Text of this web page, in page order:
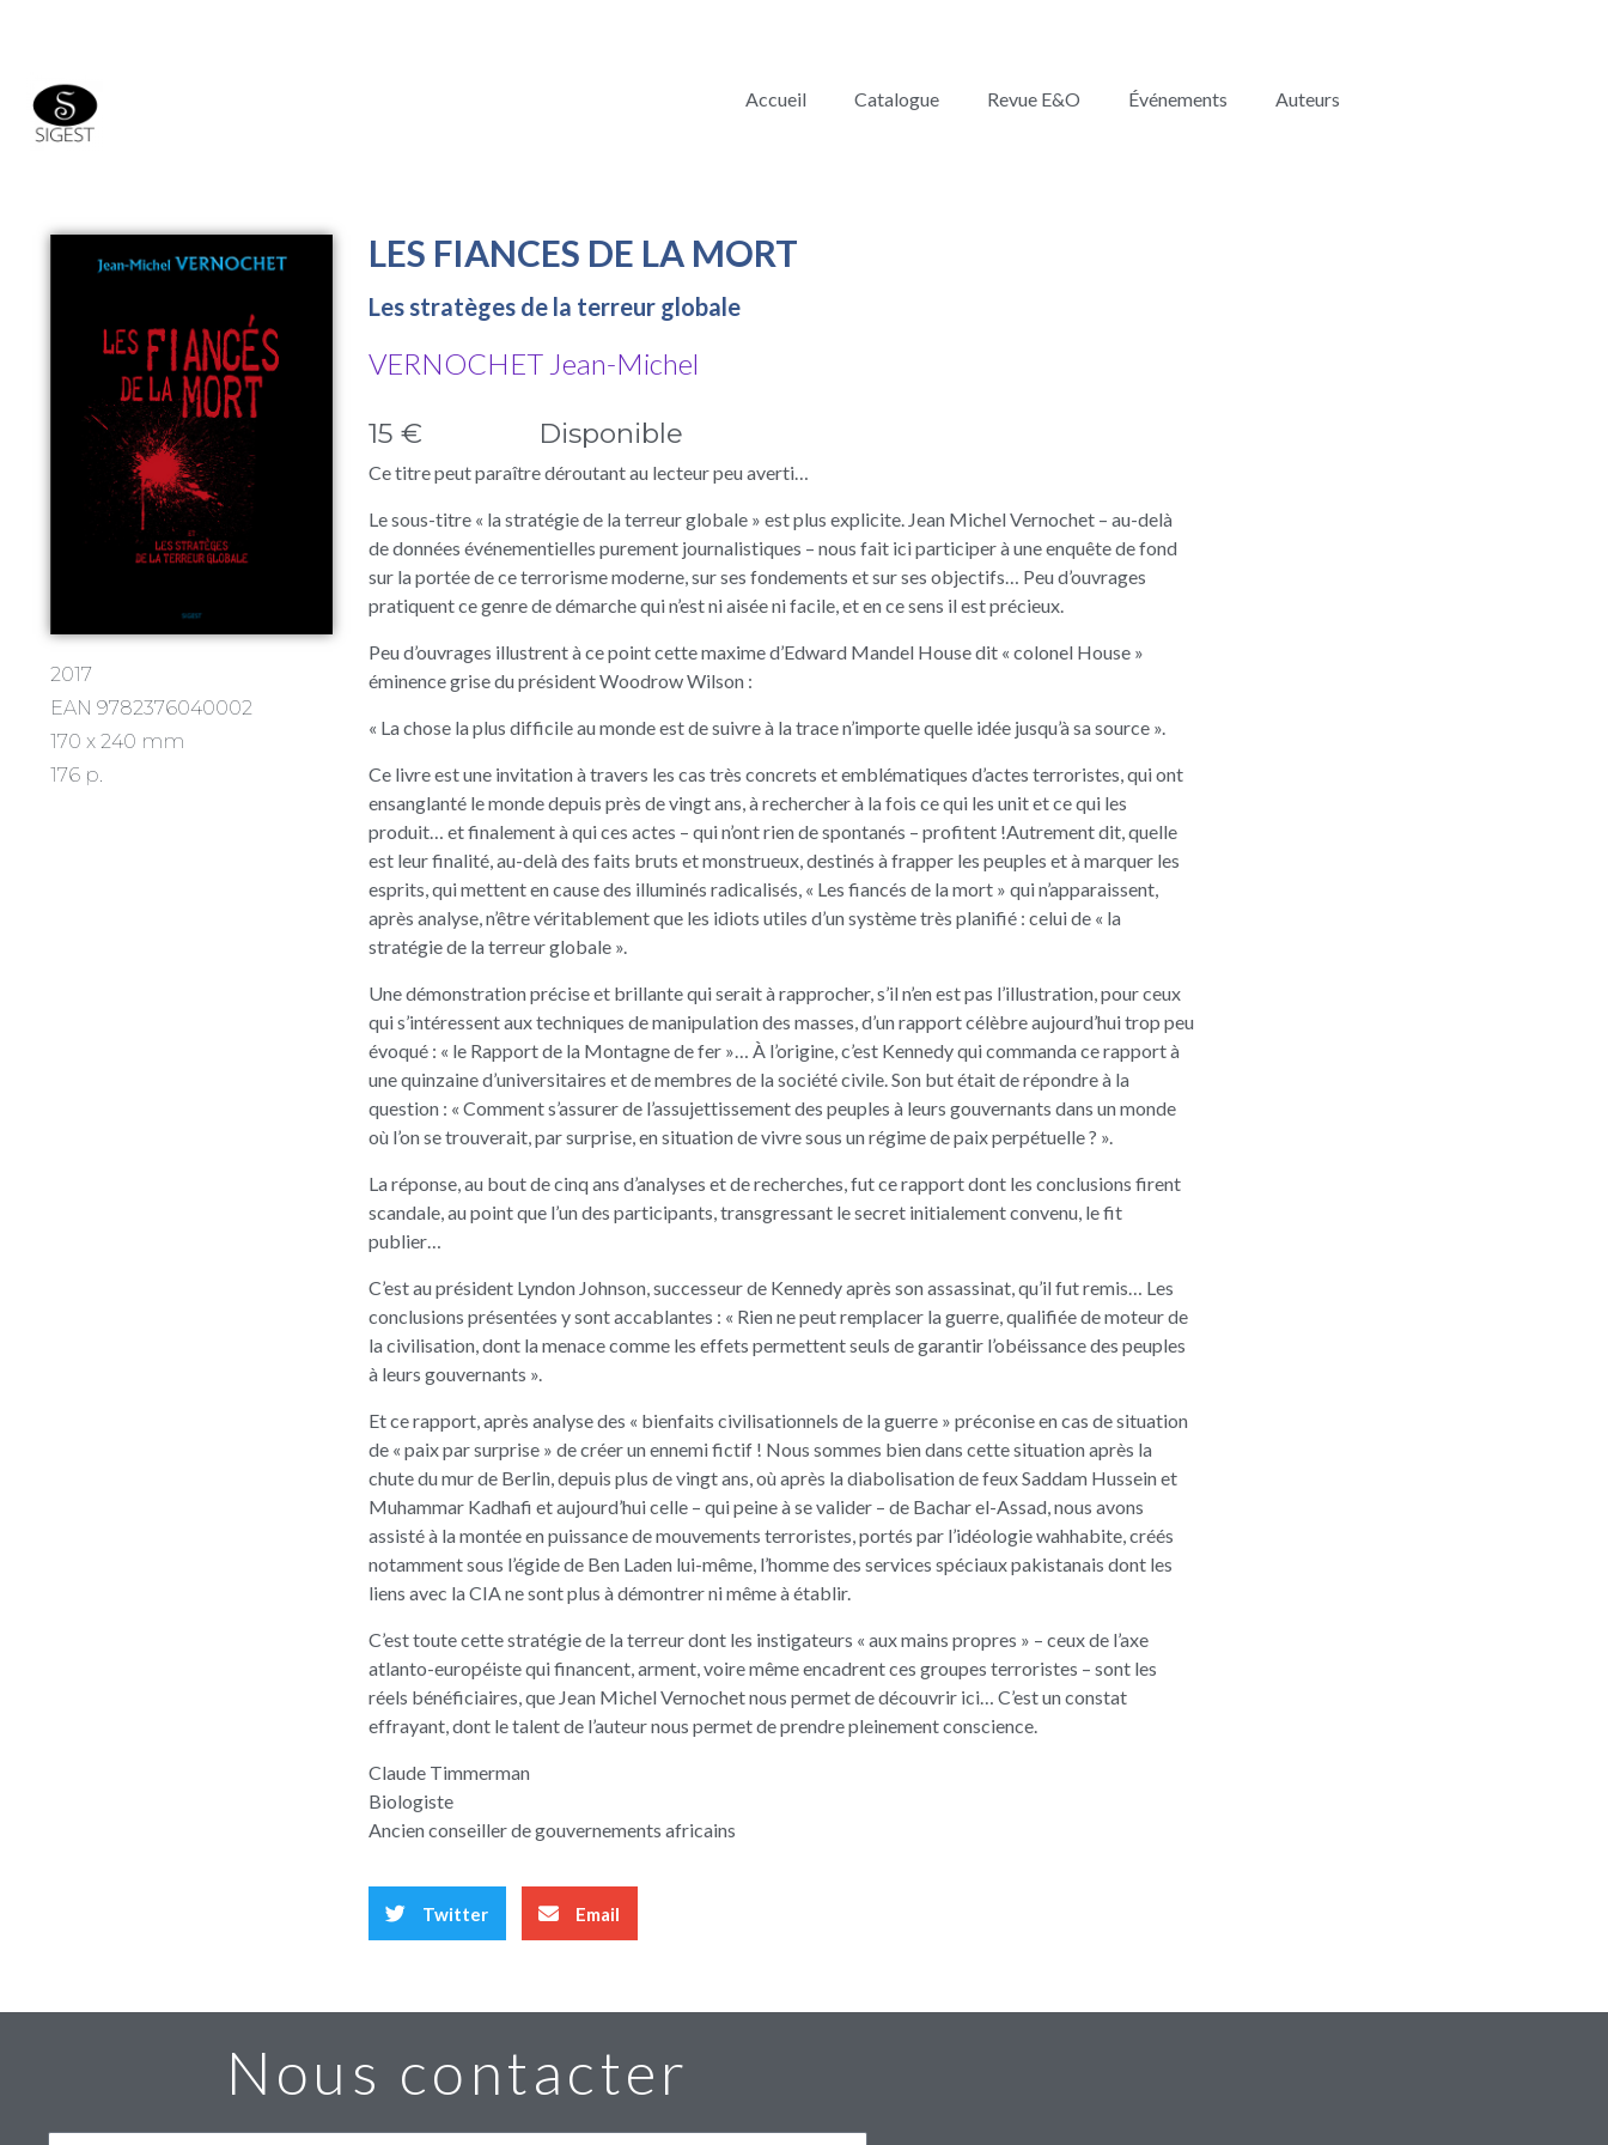
Accueil Catalogue Revue E&O Événements Auteurs
2017
EAN 9782376040002
170 x 240 mm
176 p.
LES FIANCES DE LA MORT
Les stratèges de la terreur globale
VERNOCHET Jean-Michel
15 € Disponible
Ce titre peut paraître déroutant au lecteur peu averti…
Le sous-titre « la stratégie de la terreur globale » est plus explicite. Jean Michel Vernochet – au-delà
de données événementielles purement journalistiques – nous fait ici participer à une enquête de fond
sur la portée de ce terrorisme moderne, sur ses fondements et sur ses objectifs… Peu d’ouvrages
pratiquent ce genre de démarche qui n’est ni aisée ni facile, et en ce sens il est précieux.
Peu d’ouvrages illustrent à ce point cette maxime d’Edward Mandel House dit « colonel House »
éminence grise du président Woodrow Wilson :
« La chose la plus difficile au monde est de suivre à la trace n’importe quelle idée jusqu’à sa source ».
Ce livre est une invitation à travers les cas très concrets et emblématiques d’actes terroristes, qui ont
ensanglanté le monde depuis près de vingt ans, à rechercher à la fois ce qui les unit et ce qui les
produit… et finalement à qui ces actes – qui n’ont rien de spontanés – profitent !Autrement dit, quelle
est leur finalité, au-delà des faits bruts et monstrueux, destinés à frapper les peuples et à marquer les
esprits, qui mettent en cause des illuminés radicalisés, « Les fiancés de la mort » qui n’apparaissent,
après analyse, n’être véritablement que les idiots utiles d’un système très planifié : celui de « la
stratégie de la terreur globale ».
Une démonstration précise et brillante qui serait à rapprocher, s’il n’en est pas l’illustration, pour ceux
qui s’intéressent aux techniques de manipulation des masses, d’un rapport célèbre aujourd’hui trop peu
évoqué : « le Rapport de la Montagne de fer »… À l’origine, c’est Kennedy qui commanda ce rapport à
une quinzaine d’universitaires et de membres de la société civile. Son but était de répondre à la
question : « Comment s’assurer de l’assujettissement des peuples à leurs gouvernants dans un monde
où l’on se trouverait, par surprise, en situation de vivre sous un régime de paix perpétuelle ? ».
La réponse, au bout de cinq ans d’analyses et de recherches, fut ce rapport dont les conclusions firent
scandale, au point que l’un des participants, transgressant le secret initialement convenu, le fit
publier…
C’est au président Lyndon Johnson, successeur de Kennedy après son assassinat, qu’il fut remis… Les
conclusions présentées y sont accablantes : « Rien ne peut remplacer la guerre, qualifiée de moteur de
la civilisation, dont la menace comme les effets permettent seuls de garantir l’obéissance des peuples
à leurs gouvernants ».
Et ce rapport, après analyse des « bienfaits civilisationnels de la guerre » préconise en cas de situation
de « paix par surprise » de créer un ennemi fictif ! Nous sommes bien dans cette situation après la
chute du mur de Berlin, depuis plus de vingt ans, où après la diabolisation de feux Saddam Hussein et
Muhammar Kadhafi et aujourd’hui celle – qui peine à se valider – de Bachar el-Assad, nous avons
assisté à la montée en puissance de mouvements terroristes, portés par l’idéologie wahhabite, créés
notamment sous l’égide de Ben Laden lui-même, l’homme des services spéciaux pakistanais dont les
liens avec la CIA ne sont plus à démontrer ni même à établir.
C’est toute cette stratégie de la terreur dont les instigateurs « aux mains propres » – ceux de l’axe
atlanto-européiste qui financent, arment, voire même encadrent ces groupes terroristes – sont les
réels bénéficiaires, que Jean Michel Vernochet nous permet de découvrir ici… C’est un constat
effrayant, dont le talent de l’auteur nous permet de prendre pleinement conscience.
Claude Timmerman
Biologiste
Ancien conseiller de gouvernements africains
Twitter Email
Nous contacter